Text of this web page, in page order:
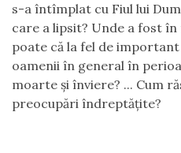
s-a întîmplat cu Fiul lui
care a lipsit? Unde a fost
poate că la fel de
oamenii în general în
moarte și înviere? ... Cum
preocupări îndreptățite?